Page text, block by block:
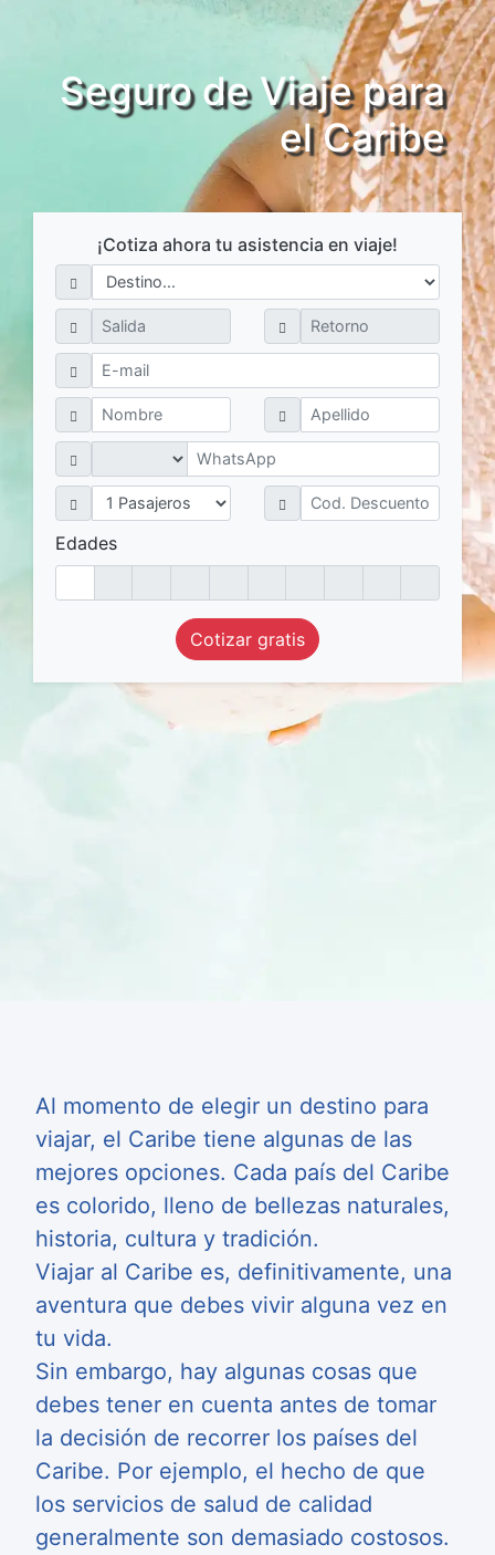
¡Cotiza ahora tu asistencia en viaje!
Edades
Cotizar gratis
Seguro de Viaje para
el Caribe
Al momento de elegir un destino para
viajar, el Caribe tiene algunas de las
mejores opciones. Cada país del Caribe
es colorido, lleno de bellezas naturales,
historia, cultura y tradición.
Viajar al Caribe es, definitivamente, una
aventura que debes vivir alguna vez en
tu vida.
Sin embargo, hay algunas cosas que
debes tener en cuenta antes de tomar
la decisión de recorrer los países del
Caribe. Por ejemplo, el hecho de que
los servicios de salud de calidad
generalmente son demasiado costosos.